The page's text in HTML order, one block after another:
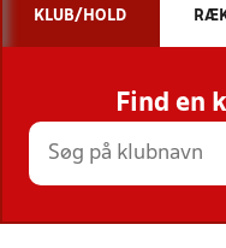
STILLINGER,
KLUB/HOLD
Find en